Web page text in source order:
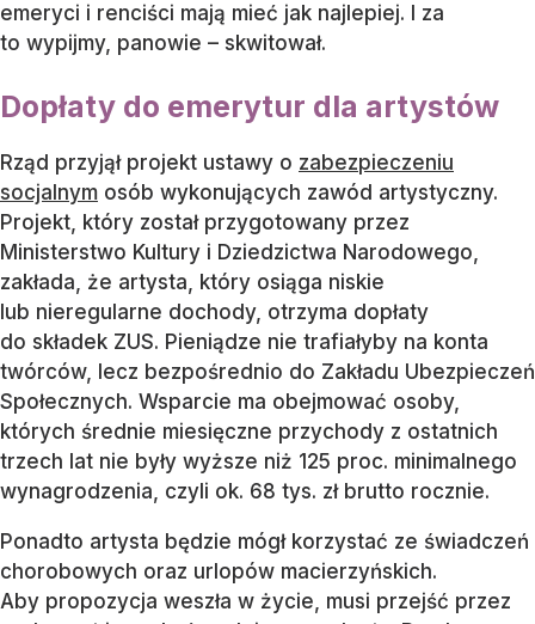
emeryci i renciści mają mieć jak najlepiej. I za
to wypijmy, panowie – skwitował.
Dopłaty do emerytur dla artystów
Rząd przyjął projekt ustawy o zabezpieczeniu
socjalnym osób wykonujących zawód artystyczny.
Projekt, który został przygotowany przez
Ministerstwo Kultury i Dziedzictwa Narodowego,
zakłada, że artysta, który osiąga niskie
lub nieregularne dochody, otrzyma dopłaty
do składek ZUS. Pieniądze nie trafiałyby na konta
twórców, lecz bezpośrednio do Zakładu Ubezpieczeń
Społecznych. Wsparcie ma obejmować osoby,
których średnie miesięczne przychody z ostatnich
trzech lat nie były wyższe niż 125 proc. minimalnego
wynagrodzenia, czyli ok. 68 tys. zł brutto rocznie.
Ponadto artysta będzie mógł korzystać ze świadczeń
chorobowych oraz urlopów macierzyńskich.
Aby propozycja weszła w życie, musi przejść przez